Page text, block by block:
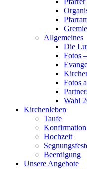
Allgemeines
Die
Fotos
Fotos
Wahl
Kirchenleben
Taufe
Konfirmation
Hochzeit
Beerdigung
Unsere Angebote